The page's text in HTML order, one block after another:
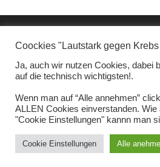
Design - www.3base.de /
Coockies "Lautstark gegen
Ja, auch wir nutzen Cookies, dabei
auf die technisch wichtigsten!.
Wenn man auf “Alle annehmen”
ALLEN Cookies einverstanden. Wie
"Cookie Einstellungen" kannn man
Cookie Einstellungen Alle